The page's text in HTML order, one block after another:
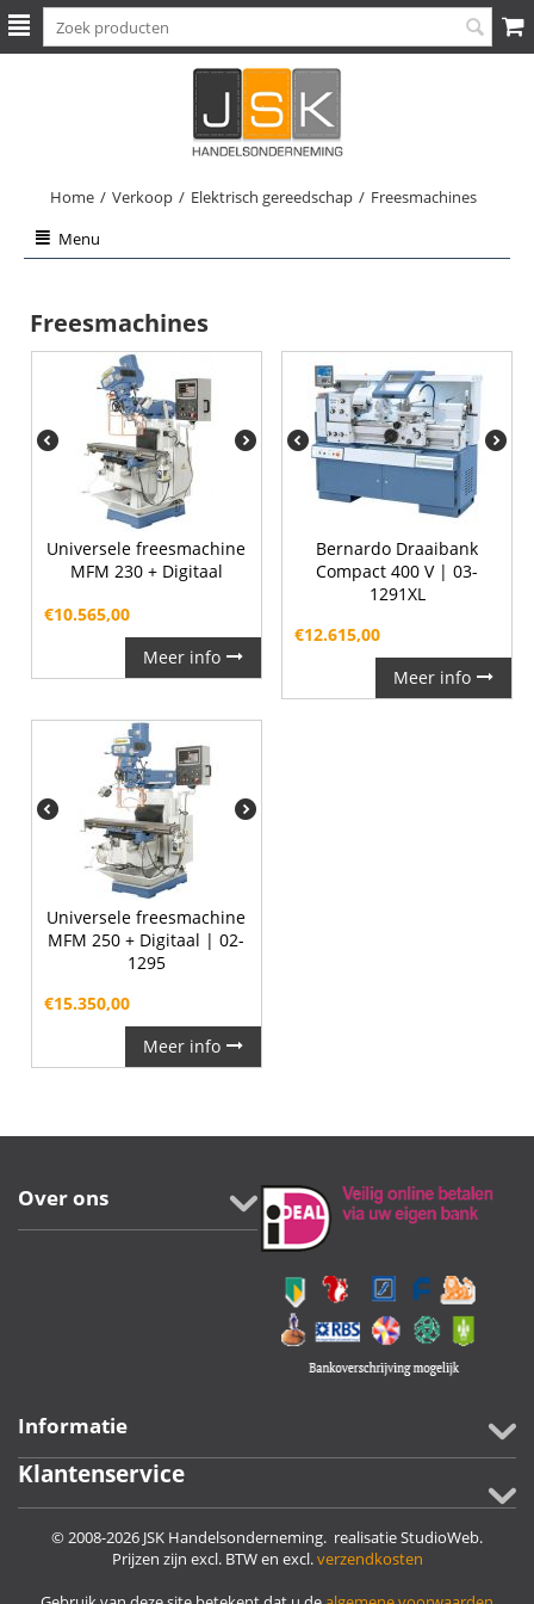
Home / Verkoop / Elektrisch gereedschap / Freesmachines
Menu
Freesmachines
Universele freesmachine
MFM 230 + Digitaal
€10.565,00
Meer info
Bernardo Draaibank
Compact 400 V | 03-
1291XL
€12.615,00
Meer info
Universele freesmachine
MFM 250 + Digitaal | 02-
1295
€15.350,00
Meer info
Over ons
Informatie
Klantenservice
© 2008-2026 JSK Handelsonderneming. realisatieStudioWeb.
Prijzen zijn excl. BTW en excl.verzendkosten